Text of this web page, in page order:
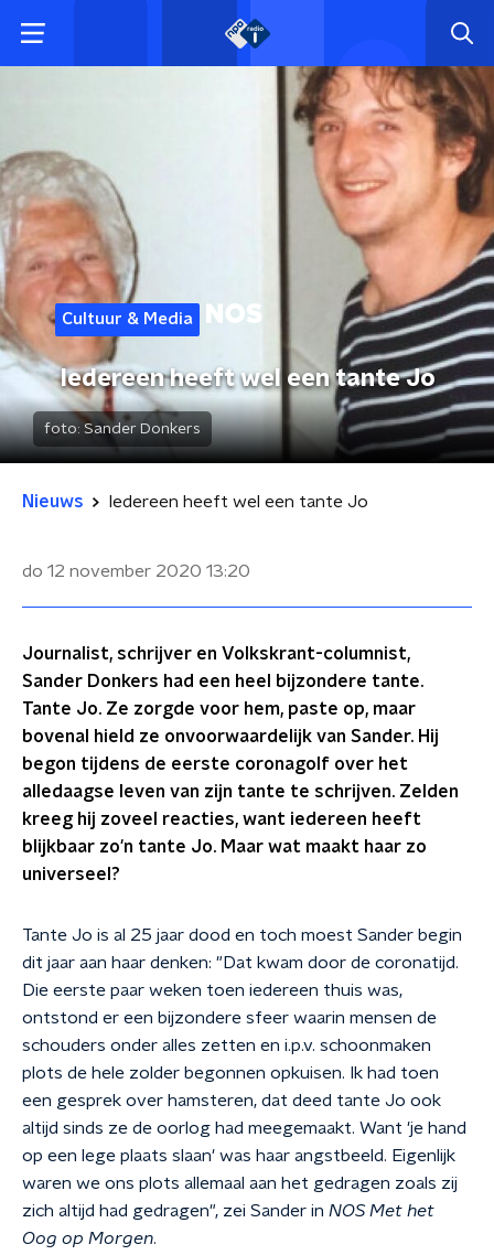
Cultuur & Media
Iedereen heeft wel een tante Jo
foto: Sander Donkers
Nieuws Iedereen heeft wel een tante Jo
do 12 november 2020 13:20
Journalist, schrijver en Volkskrant-columnist,
Sander Donkers had een heel bijzondere tante.
Tante Jo. Ze zorgde voor hem, paste op, maar
bovenal hield ze onvoorwaardelijk van Sander. Hij
begon tijdens de eerste coronagolf over het
alledaagse leven van zijn tante te schrijven. Zelden
kreeg hij zoveel reacties, want iedereen heeft
blijkbaar zo'n tante Jo. Maar wat maakt haar zo
universeel?
Tante Jo is al 25 jaar dood en toch moest Sander begin
dit jaar aan haar denken: "Dat kwam door de coronatijd.
Die eerste paar weken toen iedereen thuis was,
ontstond er een bijzondere sfeer waarin mensen de
schouders onder alles zetten en i.p.v. schoonmaken
plots de hele zolder begonnen opkuisen. Ik had toen
een gesprek over hamsteren, dat deed tante Jo ook
altijd sinds ze de oorlog had meegemaakt. Want 'je hand
op een lege plaats slaan' was haar angstbeeld. Eigenlijk
waren we ons plots allemaal aan het gedragen zoals zij
zich altijd had gedragen", zei Sander in NOS Met het
Oog op Morgen.